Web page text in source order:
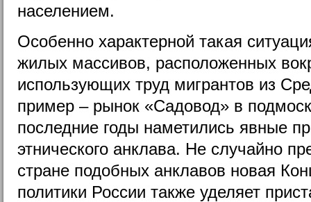
населением.
Особенно характерной такая
жилых массивов, расположенных
использующих труд мигрантов из
пример – рынок «Садовод» в
последние годы наметились явные
этнического анклава. Не случайно
стране подобных анклавов новая
политики России также уделяет